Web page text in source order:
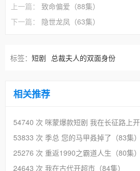
上一篇： 致命偏爱（88集）
下一篇： 隐世龙凤（63集）
标签： 短剧 总裁夫人的双面身份
相关推荐
54740 次 咪蒙爆款短剧 我在长征路上开
53833 次 季总 您的马甲叒掉了（83集）
25276 次 重返1990之霸道人生（80集）
24643 次 我在古代开超市（84集）